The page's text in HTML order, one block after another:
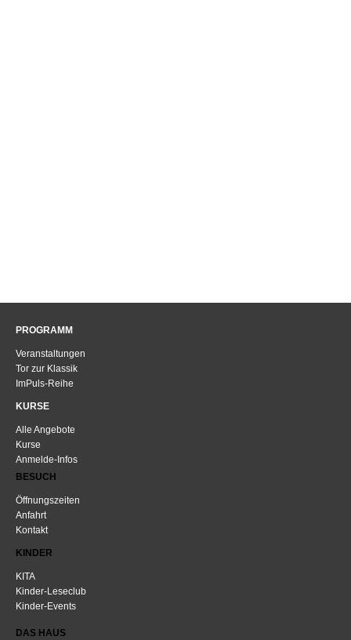
PROGRAMM
Veranstaltungen
Tor zur Klassik
ImPuls-Reihe
KURSE
Alle Angebote
Kurse
Anmelde-Infos
BESUCH
Öffnungszeiten
Anfahrt
Kontakt
KINDER
KITA
Kinder-Leseclub
Kinder-Events
DAS HAUS